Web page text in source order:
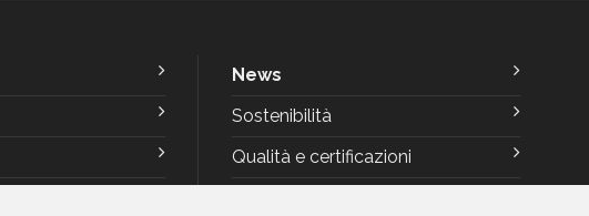
News
Sostenibilità
Qualità e certificazioni